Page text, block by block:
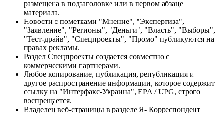
размещена в подзаголовке или в первом абзаце
материала.
Новости с пометками "Мнение", "Экспертиза",
"Заявление", "Регионы", "Деньги", "Власть", "Выборы",
"Тест-драйв", "Спецпроекты", "Промо" публикуются на
правах рекламы.
Раздел Спецпроекты создается совместно с
коммерческими партнерами.
Любое копирование, публикация, републикация и
другое распространение информации, которое содержит
ссылку на "Интерфакс-Украина", EPA / UPG, строго
воспрещается.
Владелец веб-страницы в разделе Я- Корреспондент